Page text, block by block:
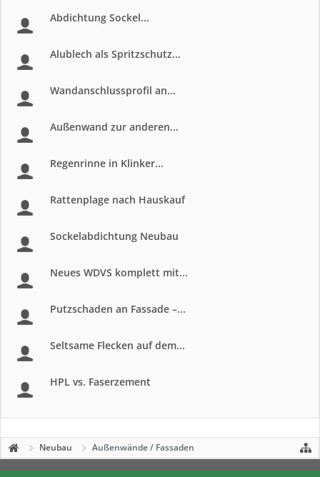
Abdichtung Sockel...
Alublech als Spritzschutz...
Wandanschlussprofil an...
Außenwand zur anderen...
Regenrinne in Klinker...
Rattenplage nach Hauskauf
Sockelabdichtung Neubau
Neues WDVS komplett mit...
Putzschaden an Fassade –...
Seltsame Flecken auf dem...
HPL vs. Faserzement
Neubau Außenwände / Fassaden